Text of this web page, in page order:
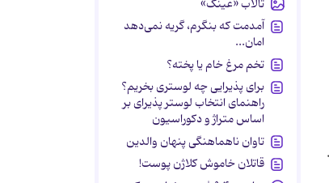
تالاب «عینک»
آمدمت که بنگرم، گریه نمی‌دهد
امان...
تخم مرغ خام یا پخته؟
برای پذیرایی چه لوستری بخریم؟
راهنمای انتخاب لوستر پذیرای بر
اساس متراژ و دکوراسیون
تاوان ناهماهنگی پنهان والدین
قاتلان خاموش کلاژن پوست!